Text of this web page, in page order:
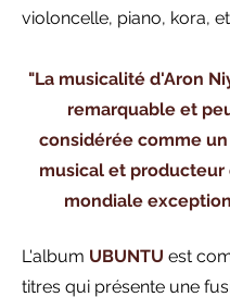
violoncelle, piano, kora,
"La musicalité d'Aron
remarquable et
considérée comme
musical et producteur
mondiale
L'album UBUNTU est
titres qui présente une